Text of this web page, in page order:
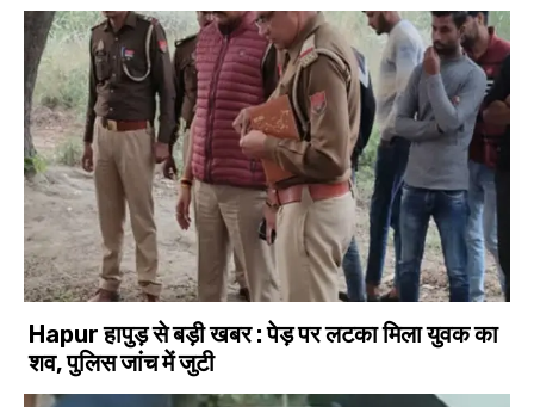
Hapur हापुड़ से बड़ी खबर : पेड़ पर लटका मिला युवक का
शव, पुलिस जांच में जुटी